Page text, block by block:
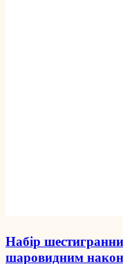
Набір
шаровидним